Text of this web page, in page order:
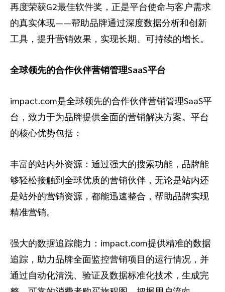
再度荣获G2最佳软件奖，正是平台使命与客户需求
的真实体现——帮助品牌通过深度数据分析和创新
工具，提升营销效果，实现长期、可持续的增长。
全球领先的合作伙伴营销管理SaaS平台
impact.com是全球领先的合作伙伴营销管理SaaS平
台，致力于为品牌提供全面的营销解决方案。平台
的核心优势包括：
丰富的站内外资源：通过强大的搜索功能，品牌能
够轻松接触到全球优质的营销伙伴，无论是站内还
是站外的营销资源，都能迅速整合，帮助品牌实现
精准营销。
强大的数据追踪能力：impact.com提供精准的数据
追踪，助力品牌全面监控营销项目的运行情况，并
通过自动化清洗、验证及数据标准化技术，生成完